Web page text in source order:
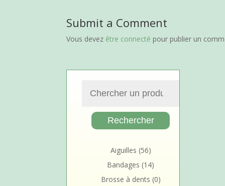
Submit a Comment
Vous devez être connecté pour publier un
Aiguilles (56)
Bandages (14)
Brosse à dents (0)